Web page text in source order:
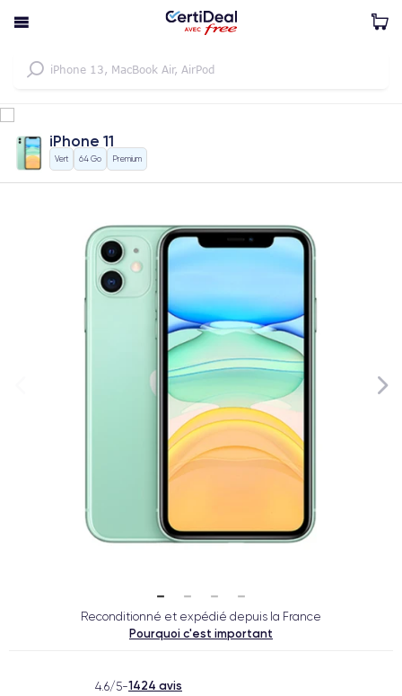
iPhone 11
Vert 64 Go Premium
Reconditionné et expédié depuis la France
Pourquoi c'est important
4.6/5-1424 avis